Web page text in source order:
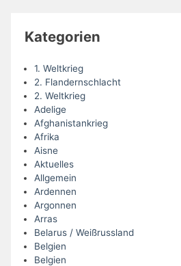
Kategorien
1. Weltkrieg
2. Flandernschlacht
2. Weltkrieg
Adelige
Afghanistankrieg
Afrika
Aisne
Aktuelles
Allgemein
Ardennen
Argonnen
Arras
Belarus / Weißrussland
Belgien
Belgien